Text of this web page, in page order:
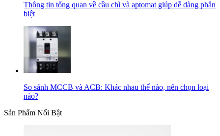
Thông tin tổng quan về cầu chì và aptomat giúp dễ dàng phân
biệt
So sánh MCCB và ACB: Khác nhau thế nào, nên chọn loại
nào?
Sản Phẩm Nổi Bật